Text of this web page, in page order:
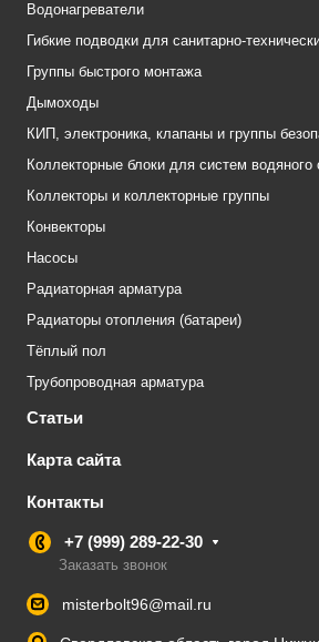
Водонагреватели
Гибкие подводки для санитарно-
Группы быстрого монтажа
Дымоходы
КИП, электроника, клапаны и группы
Коллекторные блоки для систем водяного
Коллекторы и коллекторные группы
Конвекторы
Насосы
Радиаторная арматура
Радиаторы отопления (батареи)
Тёплый пол
Трубопроводная арматура
Статьи
Карта сайта
Контакты
+7 (999) 289-22-30
Заказать звонок
misterbolt96@mail.ru